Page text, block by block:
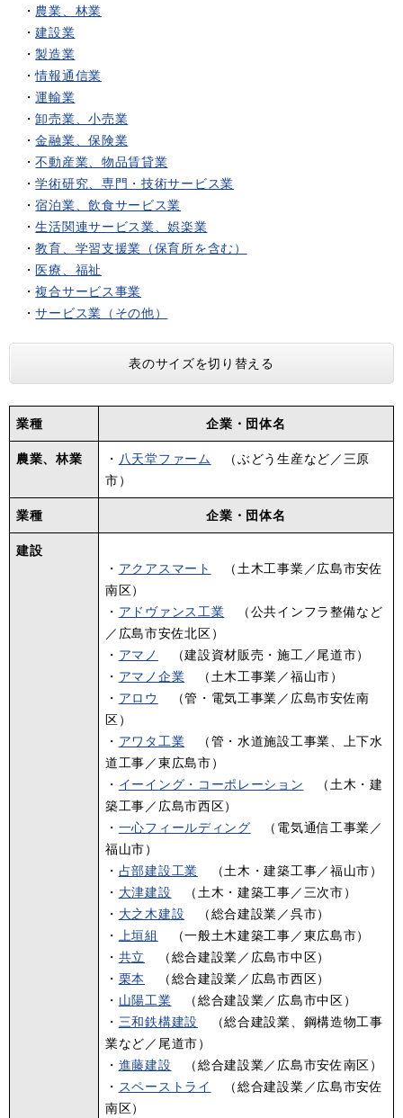
・ 農業、林業
・建設業
・製造業
・情報通信業
・運輸業
・卸売業、小売業
・金融業、保険業
・不動産業、物品賃貸業
・学術研究、専門・技術サービス業
・宿泊業、飲食サービス業
・生活関連サービス業、娯楽業
・教育、学習支援業（保育所を含む）
・医療、福祉
・複合サービス事業
・サービス業（その他）
表のサイズを切り替える
業種 企業・団体名
農業、林業 ・ 八天堂ファーム （ぶどう生産など／三原
市）
業種 企業・団体名
建設
・ アクアスマート
（土木工事業／広島市安佐
南区）
・ アドヴァンス工業 （公共インフラ整備など
／広島市安佐北区）
・ アマノ
（建設資材販売・施工／尾道市）
・ アマノ企業 （土木工事業／福山市）
・ アロウ
（管・電気工事業／広島市安佐南
区）
・ アワタ工業 （管・水道施設工事業、上下水
道工事／東広島市）
・ イーイング・コーポレーション （土木・建
築工事／広島市西区）
・ 一心フィールディング （電気通信工事業／
福山市）
・ 占部建設工業 （土木・建築工事／福山市）
・ 大津建設 （土木・建築工事／三次市）
・ 大之木建設 （総合建設業／呉市）
・
上垣組
（一般土木建築工事／東広島市）
・ 共立
（総合建設業／広島市中区）
・ 栗本
（総合建設業／広島市西区）
・ 山陽工業 （総合建設業／広島市中区）
・ 三和鉄構建設
（総合建設業、鋼構造物工事
業など／尾道市）
・ 進藤建設 （総合建設業／広島市安佐南区）
・ スペーストライ
（総合建設業／広島市安佐
南区）